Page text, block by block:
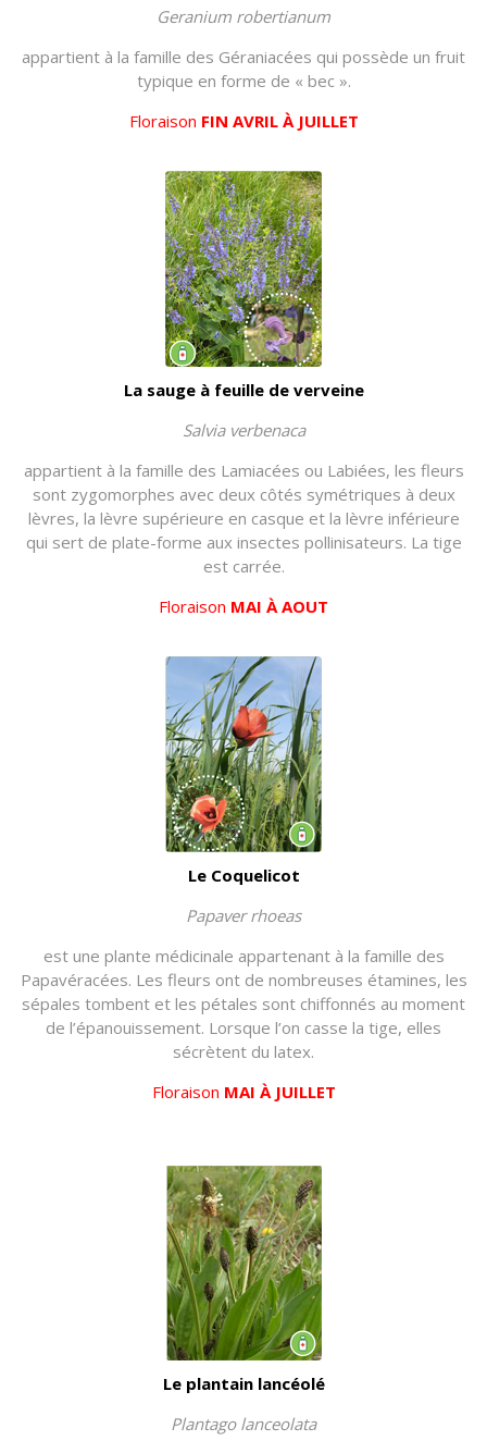
Geranium robertianum
appartient à la famille des Géraniacées qui possède un fruit
typique en forme de « bec ».
Floraison FIN AVRIL À JUILLET
La sauge à feuille de verveine
Salvia verbenaca
appartient à la famille des Lamiacées ou Labiées, les fleurs
sont zygomorphes avec deux côtés symétriques à deux
lèvres, la lèvre supérieure en casque et la lèvre inférieure
qui sert de plate-forme aux insectes pollinisateurs. La tige
est carrée.
Floraison MAI À AOUT
Le Coquelicot
Papaver rhoeas
est une plante médicinale appartenant à la famille des
Papavéracées. Les fleurs ont de nombreuses étamines, les
sépales tombent et les pétales sont chiffonnés au moment
de l’épanouissement. Lorsque l’on casse la tige, elles
sécrètent du latex.
Floraison MAI À JUILLET
Le plantain lancéolé
Plantago lanceolata